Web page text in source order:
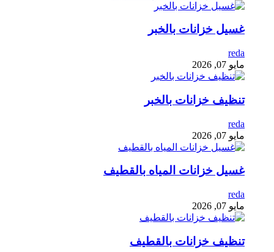
غسيل خزانات بالخبر
reda
مايو 07, 2026
تنظيف خزانات بالخبر
reda
مايو 07, 2026
غسيل خزانات المياه بالقطيف
reda
مايو 07, 2026
تنظيف خزانات بالقطيف